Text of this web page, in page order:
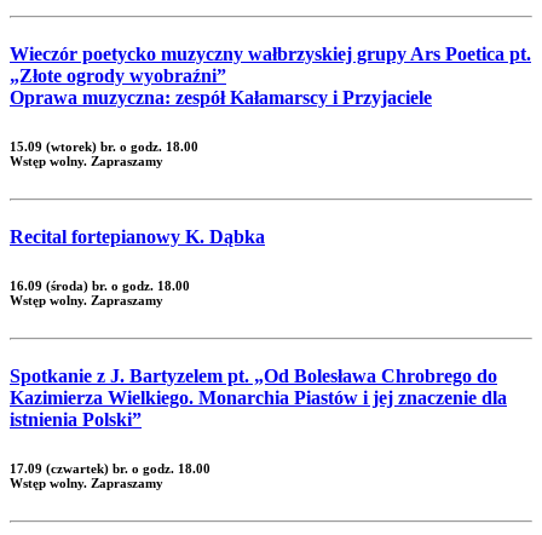
Wieczór poetycko muzyczny wałbrzyskiej grupy Ars Poetica pt.
„Złote ogrody wyobraźni”
Oprawa muzyczna: zespół Kałamarscy i Przyjaciele
15.09 (wtorek) br. o godz. 18.00
Wstęp wolny. Zapraszamy
Recital fortepianowy K. Dąbka
16.09 (środa) br. o godz. 18.00
Wstęp wolny. Zapraszamy
Spotkanie z J. Bartyzelem pt. „Od Bolesława Chrobrego do
Kazimierza Wielkiego. Monarchia Piastów i jej znaczenie dla
istnienia Polski”
17.09 (czwartek) br. o godz. 18.00
Wstęp wolny. Zapraszamy